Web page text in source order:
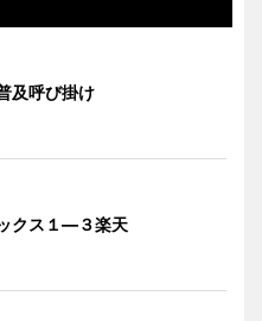
及呼び掛け
クス１―３楽天